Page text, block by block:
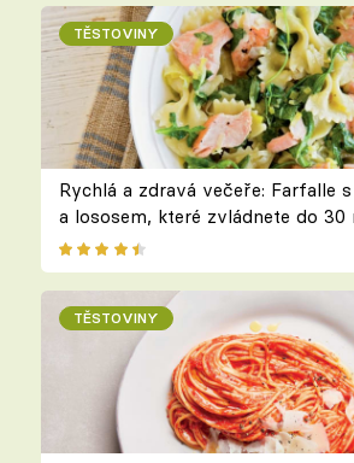
TĚSTOVINY
Rychlá a zdravá večeře: Farfalle
a lososem, které zvládnete do 30
TĚSTOVINY